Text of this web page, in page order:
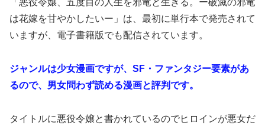
「悪役令嬢、五度目の人生を邪竜と生きる。ー破滅の邪竜
は花嫁を甘やかしたいー」は、最初に単行本で発売されて
いますが、電子書籍版でも配信されています。
ジャンルは少女漫画ですが、SF・ファンタジー要素があ
るので、男女問わず読める漫画と評判です。
タイトルに悪役令嬢と書かれているのでヒロインが悪女だ